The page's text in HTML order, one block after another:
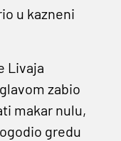
u kazneni
Livaja
zabio
makar nulu,
gredu